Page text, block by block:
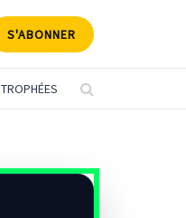
S'ABONNER
TROPHÉES